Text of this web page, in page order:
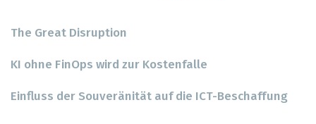
The Great Disruption
KI ohne FinOps wird zur Kostenfalle
Einfluss der Souveränität auf die ICT-Beschaffung